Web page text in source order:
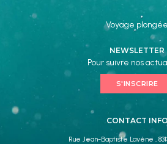
Voyage plongée
NEWSLETTER
Pour suivre nos
S'INSCRIRE
CONTACT INFO
Rue Jean-Baptiste Lavène ,